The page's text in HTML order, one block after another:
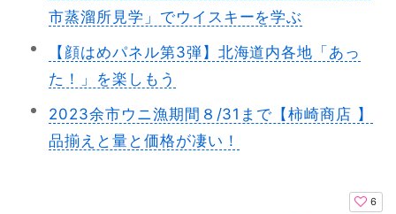
市蒸溜所見学」でウイスキーを学ぶ
【顔はめパネル第3弾】北海道内各地「あっ
た！」を楽しもう
2023余市ウニ漁期間８/31まで【柿崎商店 】
品揃えと量と価格が凄い！
6